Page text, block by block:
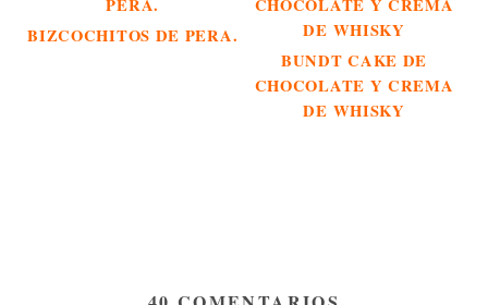
BIZCOCHITOS DE PERA.
BUNDT CAKE DE
CHOCOLATE Y CREMA
DE WHISKY